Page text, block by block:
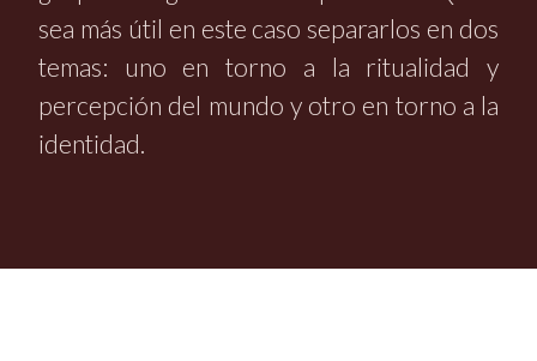
sea más útil en este caso separarlos en dos
temas: uno en torno a la ritualidad y
percepción del mundo y otro en torno a la
identidad.